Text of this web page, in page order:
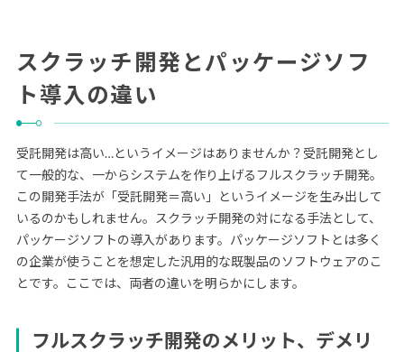
スクラッチ開発とパッケージソフ
ト導入の違い
受託開発は高い…というイメージはありませんか？受託開発とし
て一般的な、一からシステムを作り上げるフルスクラッチ開発。
この開発手法が「受託開発＝高い」というイメージを生み出して
いるのかもしれません。スクラッチ開発の対になる手法として、
パッケージソフトの導入があります。パッケージソフトとは多く
の企業が使うことを想定した汎用的な既製品のソフトウェアのこ
とです。ここでは、両者の違いを明らかにします。
フルスクラッチ開発のメリット、デメリ